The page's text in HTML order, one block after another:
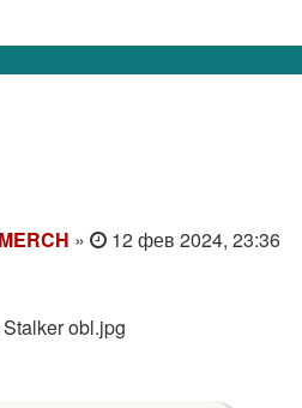
» 12 фев 2024, 23:36